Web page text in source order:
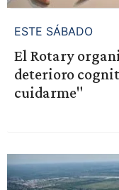
ESTE SÁBADO
El Rotary
deterioro
cuidarme"